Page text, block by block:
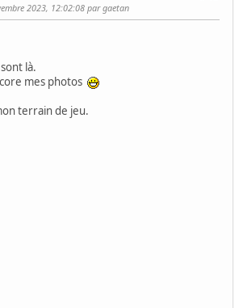
2023, 12:02:08 par gaetan
là.
mes photos
terrain de jeu.